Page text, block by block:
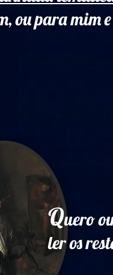
ou para mim
Quero
ler os